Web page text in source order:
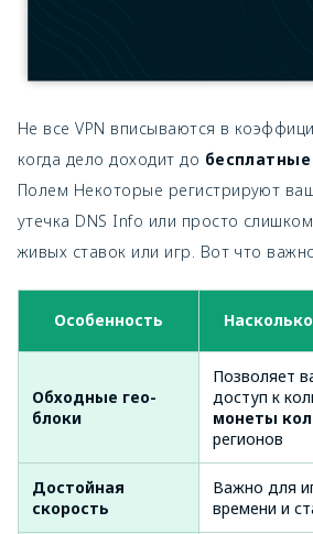
Не все VPN вписываются в
когда дело доходит до
Полем Некоторые регистрируют
утечка DNS Info или просто
живых ставок или игр. Вот что
Особенность
Обходные гео-
блоки
Позволяет
доступ к
монеты
регионов
Достойная
скорость
Важно для
времени и